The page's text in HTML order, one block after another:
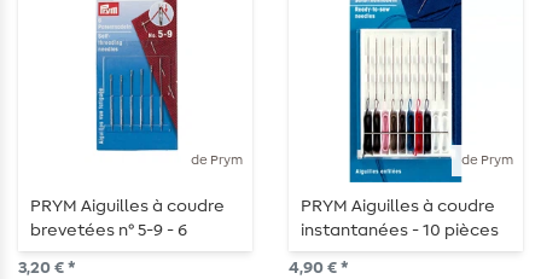
de Prym
PRYM Aiguilles à coudre
brevetées n° 5-9 - 6
pièces
3,20 € *
de Prym
PRYM Aiguilles à coudre
instantanées - 10 pièces
4,90 € *